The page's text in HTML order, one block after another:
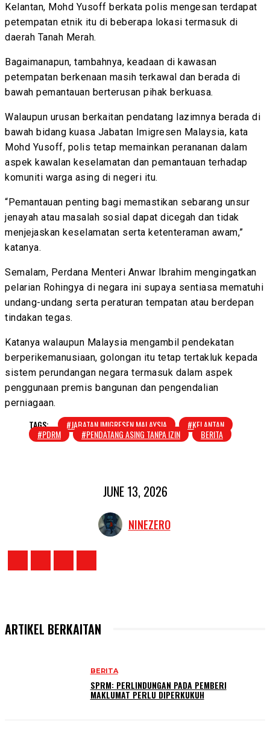
Kelantan, Mohd Yusoff berkata polis mengesan terdapat
petempatan etnik itu di beberapa lokasi termasuk di
daerah Tanah Merah.
Bagaimanapun, tambahnya, keadaan di kawasan
petempatan berkenaan masih terkawal dan berada di
bawah pemantauan berterusan pihak berkuasa.
Walaupun urusan berkaitan pendatang lazimnya berada di
bawah bidang kuasa Jabatan Imigresen Malaysia, kata
Mohd Yusoff, polis tetap memainkan perananan dalam
aspek kawalan keselamatan dan pemantauan terhadap
komuniti warga asing di negeri itu.
“Pemantauan penting bagi memastikan sebarang unsur
jenayah atau masalah sosial dapat dicegah dan tidak
menjejaskan keselamatan serta ketenteraman awam,”
katanya.
Semalam, Perdana Menteri Anwar Ibrahim mengingatkan
pelarian Rohingya di negara ini supaya sentiasa mematuhi
undang-undang serta peraturan tempatan atau berdepan
tindakan tegas.
Katanya walaupun Malaysia mengambil pendekatan
berperikemanusiaan, golongan itu tetap tertakluk kepada
sistem perundangan negara termasuk dalam aspek
penggunaan premis bangunan dan pengendalian
perniagaan.
TAGS: #JABATAN IMIGRESEN MALAYSIA #KELANTAN
#PDRM #PENDATANG ASING TANPA IZIN BERITA
JUNE 13, 2026
NINEZERO
ARTIKEL BERKAITAN
BERITA
SPRM: PERLINDUNGAN PADA PEMBERI
MAKLUMAT PERLU DIPERKUKUH